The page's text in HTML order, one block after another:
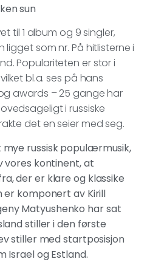
sun
til 1 album og 9 singler,
som nr. På hitlisterne i
Populariteten er stor i
bl.a. ses på hans
awards – 25 gange har
i russiske
det en seier med seg.
mye russisk populærmusik,
vores kontinent, at
der er klare og klassike
er komponert av Kirill
Matyushenko har sat
stiller i den første
stiller med startposisjon
Israel og Estland.